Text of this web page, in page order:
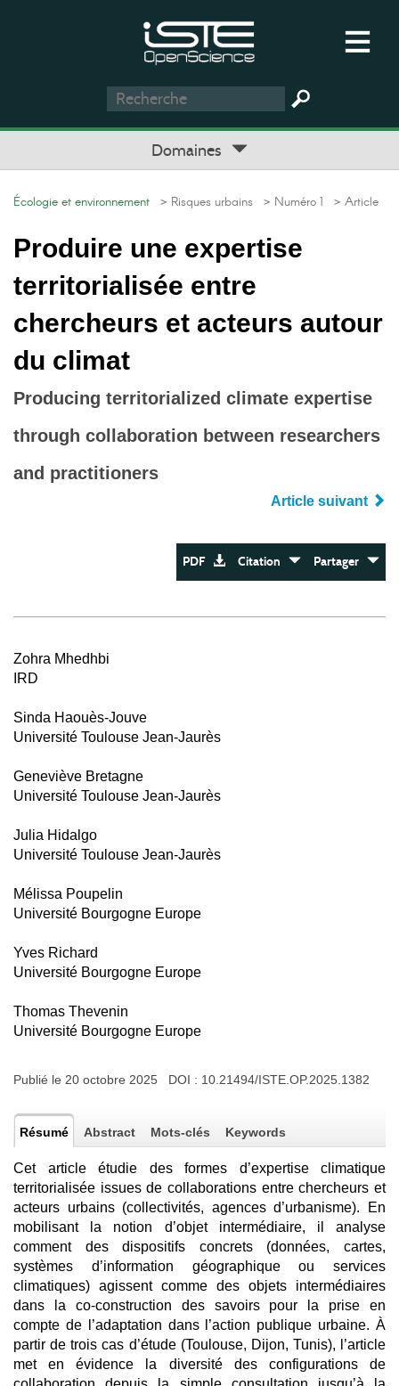
Domaines
Écologie et environnement > Risques urbains > Numéro 1 > Article
Produire une expertise
territorialisée entre
chercheurs et acteurs autour
du climat
Producing territorialized climate expertise
through collaboration between researchers
and practitioners
Article suivant
PDF Citation Partager
Zohra Mhedhbi
IRD
Sinda Haouès-Jouve
Université Toulouse Jean-Jaurès
Geneviève Bretagne
Université Toulouse Jean-Jaurès
Julia Hidalgo
Université Toulouse Jean-Jaurès
Mélissa Poupelin
Université Bourgogne Europe
Yves Richard
Université Bourgogne Europe
Thomas Thevenin
Université Bourgogne Europe
Publié le 20 octobre 2025 DOI : 10.21494/ISTE.OP.2025.1382
Résumé Abstract Mots-clés Keywords
Cet article étudie des formes d’expertise climatique
territorialisée issues de collaborations entre chercheurs et
acteurs urbains (collectivités, agences d’urbanisme). En
mobilisant la notion d’objet intermédiaire, il analyse
comment des dispositifs concrets (données, cartes,
systèmes d’information géographique ou services
climatiques) agissent comme des objets intermédiaires
dans la co-construction des savoirs pour la prise en
compte de l’adaptation dans l’action publique urbaine. À
partir de trois cas d’étude (Toulouse, Dijon, Tunis), l’article
met en évidence la diversité des configurations de